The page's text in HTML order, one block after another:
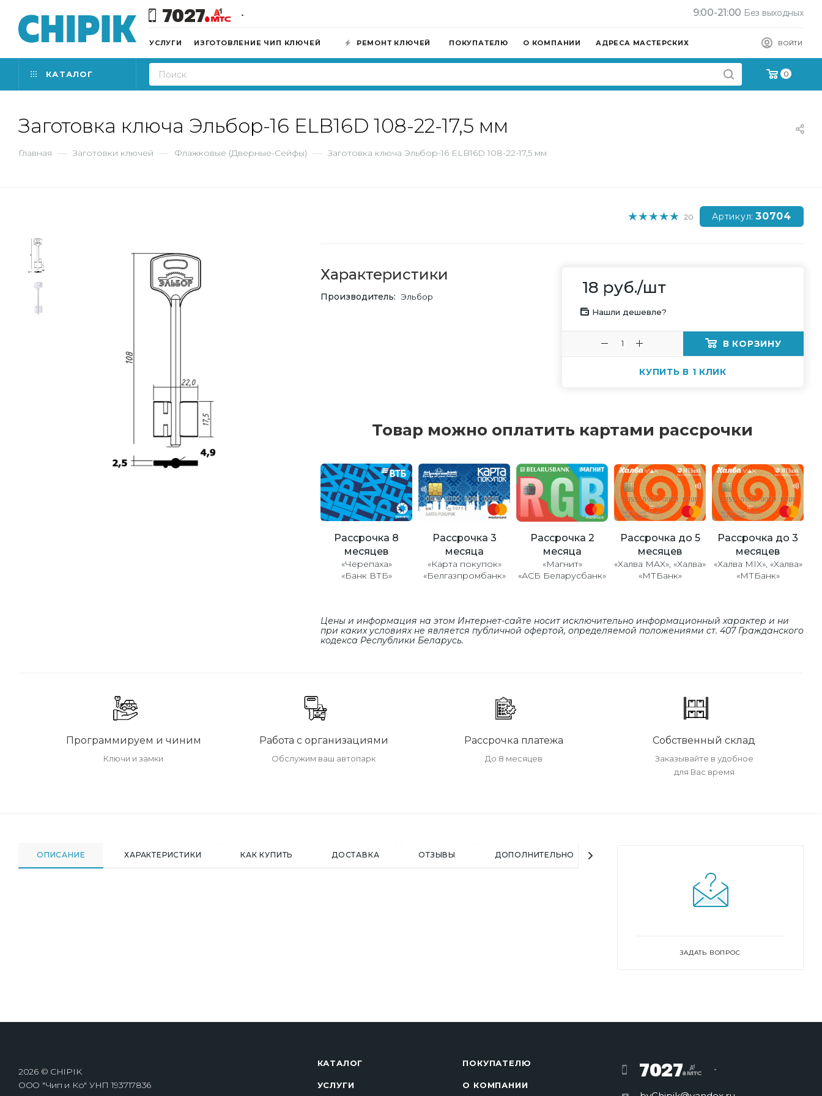
7027 9:00-21:00 Без выходных
ВОЙТИ
УСЛУГИ ИЗГОТОВЛЕНИЕ ЧИП КЛЮЧЕЙ РЕМОНТ КЛЮЧЕЙ ПОКУПАТЕЛЮ О КОМПАНИИ АДРЕСА МАСТЕРСКИХ
0
КАТАЛОГ
Заготовка ключа Эльбор-16 ELB16D 108-22-17,5 мм
Главная — Заготовки ключей — Флажковые (Дверные-Сейфы) — Заготовка ключа Эльбор-16 ELB16D 108-22-17,5 мм
20 Артикул: 30704
Характеристики
Производитель Эльбор 18 руб./шт
Нашли дешевле?
В КОРЗИНУ
КУПИТЬ В 1 КЛИК
Товар можно оплатить картами рассрочки
Рассрочка 8
месяцев
«Черепаха»
«Банк ВТБ»
Рассрочка 3
месяца
«Карта покупок»
«Белгазпромбанк»
Рассрочка 2
месяца
«Магнит»
«АСБ Беларусбанк»
Рассрочка до 5
месяцев
«Халва MAX», «Халва»
«МТБанк»
Рассрочка до 3
месяцев
«Халва MIX», «Халва»
«МТБанк»
Цены и информация на этом Интернет-сайте носит исключительно информационный характер и ни
при каких условиях не является публичной офертой, определяемой положениями cт. 407 Гражданского
кодекса Республики Беларусь.
Программируем и чиним
Ключи и замки
Работа с организациями
Обслужим ваш автопарк
Рассрочка платежа
До 8 месяцев
Собственный склад
Заказывайте в удобное
для Вас время
ОПИСАНИЕ ХАРАКТЕРИСТИКИ КАК КУПИТЬ ДОСТАВКА ОТЗЫВЫ ДОПОЛНИТЕЛЬНО
ЗАДАТЬ ВОПРОС
2026 © CHIPIK
ООО "Чип и Ко" УНП 193717836
КАТАЛОГ
УСЛУГИ
ПОКУПАТЕЛЮ
О КОМПАНИИ
7027